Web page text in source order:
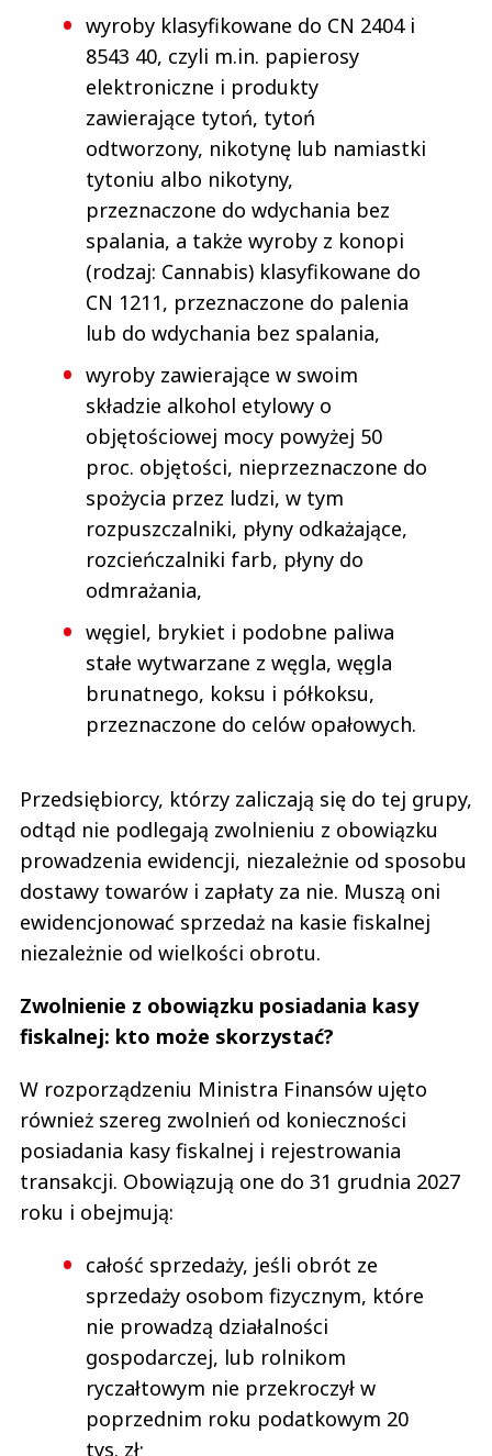
wyroby klasyfikowane do CN 2404 i
8543 40, czyli m.in. papierosy
elektroniczne i produkty
zawierające tytoń, tytoń
odtworzony, nikotynę lub namiastki
tytoniu albo nikotyny,
przeznaczone do wdychania bez
spalania, a także wyroby z konopi
(rodzaj: Cannabis) klasyfikowane do
CN 1211, przeznaczone do palenia
lub do wdychania bez spalania,
wyroby zawierające w swoim
składzie alkohol etylowy o
objętościowej mocy powyżej 50
proc. objętości, nieprzeznaczone do
spożycia przez ludzi, w tym
rozpuszczalniki, płyny odkażające,
rozcieńczalniki farb, płyny do
odmrażania,
węgiel, brykiet i podobne paliwa
stałe wytwarzane z węgla, węgla
brunatnego, koksu i półkoksu,
przeznaczone do celów opałowych.
Przedsiębiorcy, którzy zaliczają się do tej grupy,
odtąd nie podlegają zwolnieniu z obowiązku
prowadzenia ewidencji, niezależnie od sposobu
dostawy towarów i zapłaty za nie. Muszą oni
ewidencjonować sprzedaż na kasie fiskalnej
niezależnie od wielkości obrotu.
Zwolnienie z obowiązku posiadania kasy
fiskalnej: kto może skorzystać?
W rozporządzeniu Ministra Finansów ujęto
również szereg zwolnień od konieczności
posiadania kasy fiskalnej i rejestrowania
transakcji. Obowiązują one do 31 grudnia 2027
roku i obejmują:
całość sprzedaży, jeśli obrót ze
sprzedaży osobom fizycznym, które
nie prowadzą działalności
gospodarczej, lub rolnikom
ryczałtowym nie przekroczył w
poprzednim roku podatkowym 20
tys. zł;